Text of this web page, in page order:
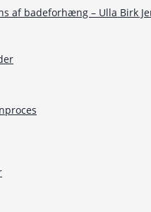
af badeforhæng – Ulla Birk